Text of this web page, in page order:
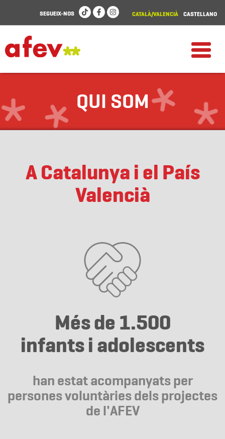
CATALÀ/VALENCIÀ CASTELLANO
SEGUEIX-NOS
QUI SOM
A Catalunya i el País
Valencià
Més de 1.500
infants i adolescents
han estat acompanyats per
persones voluntàries dels projectes
de l'AFEV